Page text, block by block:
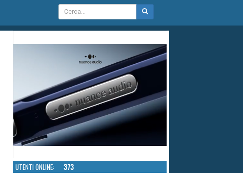
UTENTI ONLINE: 373